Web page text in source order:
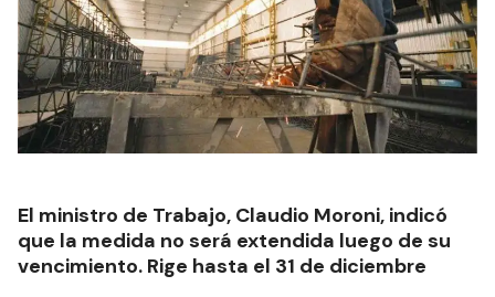
El ministro de Trabajo, Claudio Moroni, indicó
que la medida no será extendida luego de su
vencimiento. Rige hasta el 31 de diciembre